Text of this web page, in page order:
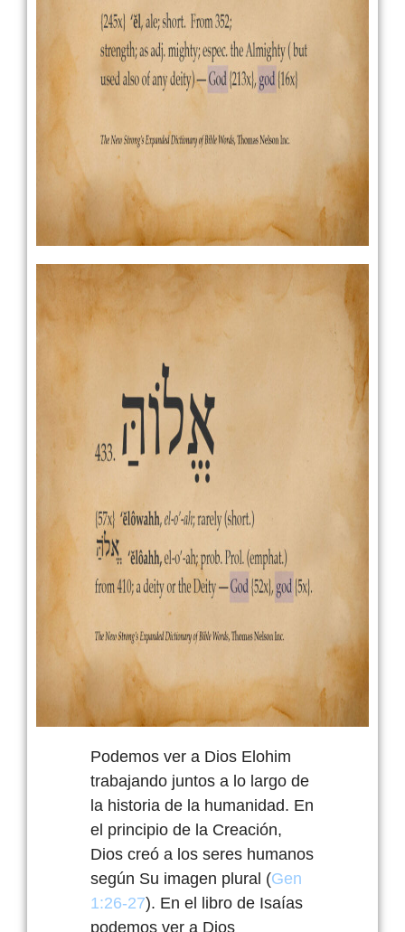
Podemos ver a Dios Elohim
trabajando juntos a lo largo de
la historia de la humanidad. En
el principio de la Creación,
Dios creó a los seres humanos
según Su imagen plural (Gen
1:26-27). En el libro de Isaías
podemos ver a Dios